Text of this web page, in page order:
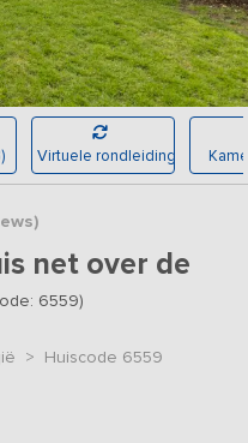
Virtuele rondleiding
)
net over de
6559)
> Huiscode 6559